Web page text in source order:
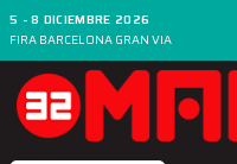
5 - 8 DICIEMBRE 2026
FIRA BARCELONA GRAN VIA